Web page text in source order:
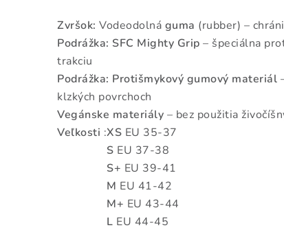
Zvršok: Vodeodolná guma (rubber) –
Podrážka: SFC Mighty Grip – špeciálna
trakciu
Podrážka: Protišmykový gumový materiál
klzkých povrchoch
Vegánske materiály – bez použitia
Veľkosti :XS EU 35-37
S EU 37-38
S+ EU 39-41
M EU 41-42
M+ EU 43-44
L EU 44-45